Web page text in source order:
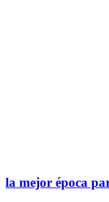
la mejor época